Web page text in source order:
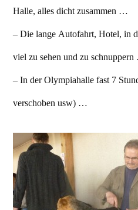
Halle, alles dicht zusammen …
– Die lange Autofahrt, Hotel, in
viel zu sehen und zu
– In der Olympiahalle fast 7
verschoben usw) …